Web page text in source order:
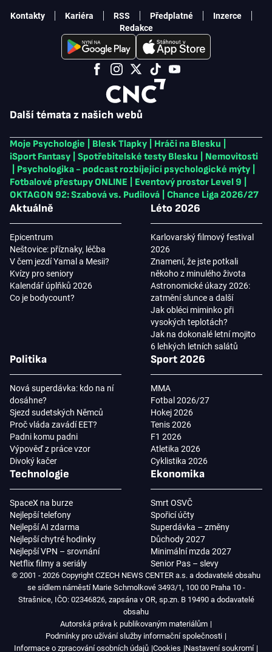
Další témata z našich webů
Moje Psychologie Blesk Tlapky Hráči na Blesku
iSport Fantasy
Spotřebitelské testy Blesku
Nemovitosti
Psychologika - podcast rozbíjející psychologické mýty
Fotbalové přestupy ONLINE
Eventový prostor Level 9
OKTAGON 92: Szabová vs. Pudilová
Chance Liga 2026/27
Aktuálně
Epicentrum
Neštovice: příznaky, léčba
V čem jezdí Yamal a Mesii?
Kvízy pro seniory
Kalendář úplňků 2026
Co je bodycount?
Léto 2026
Karlovarský filmový festival
2026
Znamení, že jste potkali
někoho z minulého života
Astronomické úkazy 2026:
zatmění slunce a další
Jak obléci miminko při
vysokých teplotách?
Jak na dokonalé letní mojito
6 lehkých letních salátů
Politika
Nová superdávka: kdo na ní
dosáhne?
Sjezd sudetských Němců
Proč vláda zavádí EET?
Padni komu padni
Výpověď z práce vzor
Divoký kačer
Sport 2026
MMA
Fotbal 2026/27
Hokej 2026
Tenis 2026
F1 2026
Atletika 2026
Cyklistika 2026
Technologie
SpaceX na burze
Nejlepší telefony
Nejlepší AI zdarma
Nejlepší chytré hodinky
Nejlepší VPN – srovnání
Netflix filmy a seriály
Ekonomika
Smrt OSVČ
Spořicí účty
Superdávka – změny
Důchody 2027
Minimální mzda 2027
Senior Pas – slevy
Kontakty Kariéra RSS Předplatné
Inzerce
Redakce
© 2001 - 2026 Copyright CZECH NEWS CENTER a.s. a dodavatelé obsahu
se sídlem náměstí Marie Schmolkové 3493/1, 100 00 Praha 10 -
Strašnice, IČO: 02346826, zapsána v OR, sp.zn. B 19490 a dodavatelé
obsahu
Autorská práva k publikovaným materiálům
Podmínky pro užívání služby informační společnosti
Informace o zpracování osobních údajů Cookies Nastavení soukromí